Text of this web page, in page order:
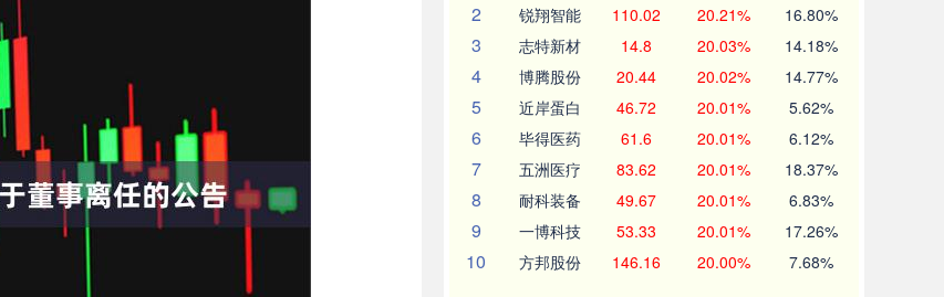
2 锐翔智能 110.02 20.21% 16.80%
3 志特新材 14.8 20.03% 14.18%
4 博腾股份 20.44 20.02% 14.77%
5 近岸蛋白 46.72 20.01% 5.62%
6 毕得医药 61.6 20.01% 6.12%
7 五洲医疗 83.62 20.01% 18.37%
8 耐科装备 49.67 20.01% 6.83%
9 一博科技 53.33 20.01% 17.26%
10 方邦股份 146.16 20.00% 7.68%